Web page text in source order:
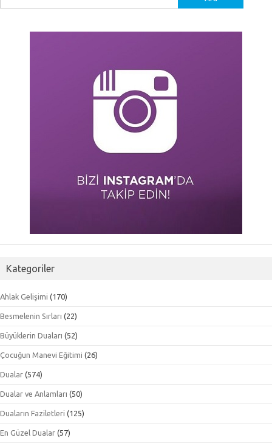
Kategoriler
Ahlak Gelişimi (170)
Besmelenin Sırları (22)
Büyüklerin Duaları (52)
Çocuğun Manevi Eğitimi (26)
Dualar (574)
Dualar ve Anlamları (50)
Duaların Faziletleri (125)
En Güzel Dualar (57)